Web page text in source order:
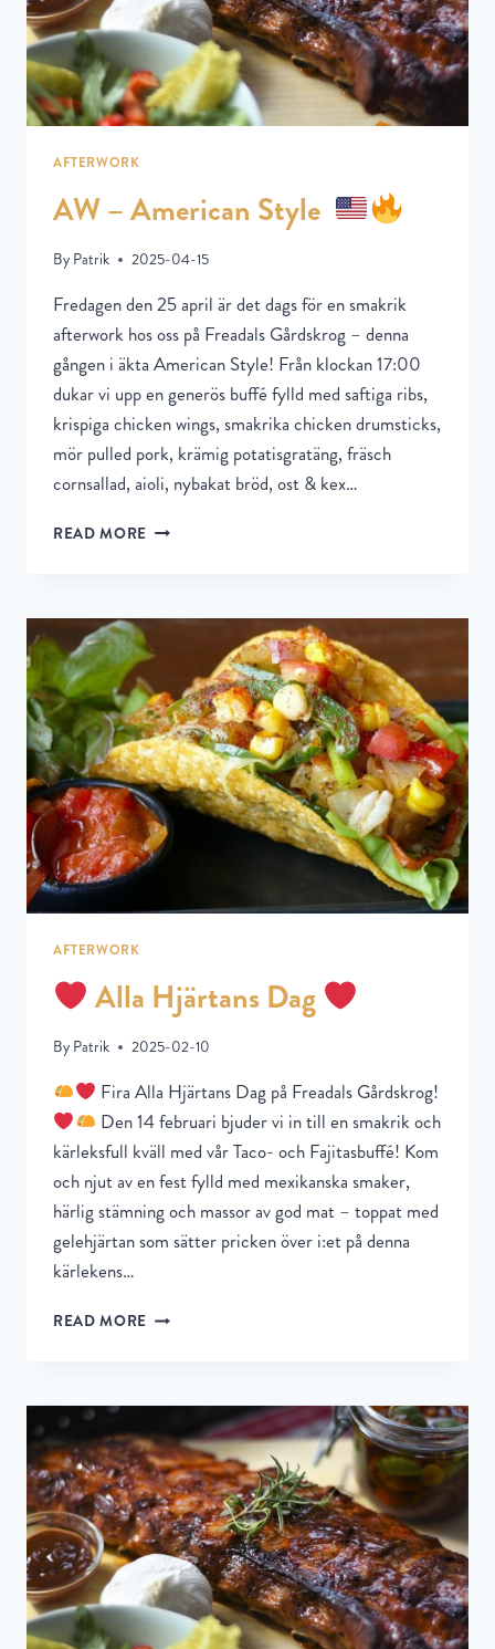
AFTERWORK
AW – American Style
By Patrik 2025-04-15
Fredagen den 25 april är det dags för en smakrik
afterwork hos oss på Freadals Gårdskrog – denna
gången i äkta American Style! Från klockan 17:00
dukar vi upp en generös buffé fylld med saftiga ribs,
krispiga chicken wings, smakrika chicken drumsticks,
mör pulled pork, krämig potatisgratäng, fräsch
cornsallad, aioli, nybakat bröd, ost & kex…
READ MORE
AFTERWORK
Alla Hjärtans Dag
By Patrik 2025-02-10
Fira Alla Hjärtans Dag på Freadals Gårdskrog!
Den 14 februari bjuder vi in till en smakrik och
kärleksfull kväll med vår Taco- och Fajitasbuffé! Kom
och njut av en fest fylld med mexikanska smaker,
härlig stämning och massor av god mat – toppat med
gelehjärtan som sätter pricken över i:et på denna
kärlekens…
READ MORE